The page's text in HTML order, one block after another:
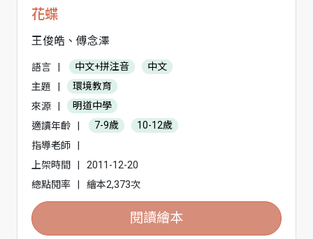
花蝶
王俊皓、傅念澤
語言 中文+拼注音
中文
主題
環境教育
來源
明道中學
適讀年齡
7-9歲
10-12歲
指導老師
上架時間
2011-12-20
總點閱率
繪本2,373次
閱讀繪本